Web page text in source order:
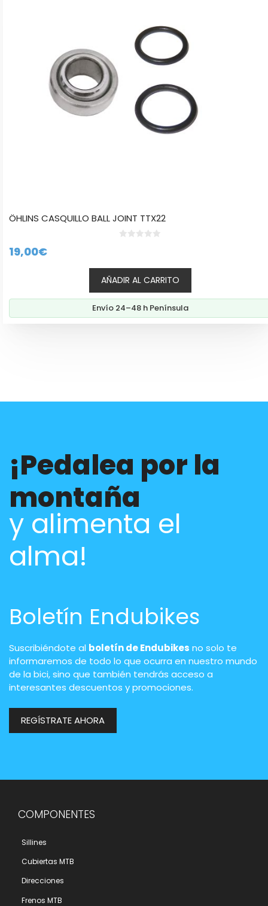
ÖHLINS CASQUILLO BALL JOINT TTX22
19,00€
AÑADIR AL CARRITO
Envío 24–48 h Península
¡Pedalea por la
montaña
y alimenta el
alma!
Boletín Endubikes
Suscribiéndote al boletín de Endubikes no solo te
informaremos de todo lo que ocurra en nuestro mundo
de la bici, sino que también tendrás acceso a
interesantes descuentos y promociones.
REGÍSTRATE AHORA
COMPONENTES
Sillines
Cubiertas MTB
Direcciones
Frenos MTB